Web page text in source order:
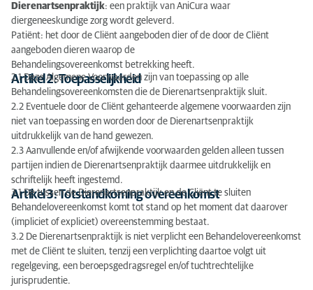
Dierenartsenpraktijk: een praktijk van AniCura waar
diergeneeskundige zorg wordt geleverd.
Patiënt: het door de Cliënt aangeboden dier of de door de Cliënt
aangeboden dieren waarop de
Behandelingsovereenkomst betrekking heeft.
Artikel 2: Toepasselijkheid
2.1 Deze Algemene Voorwaarden zijn van toepassing op alle
Behandelingsovereenkomsten die de Dierenartsenpraktijk sluit.
2.2 Eventuele door de Cliënt gehanteerde algemene voorwaarden zijn
niet van toepassing en worden door de Dierenartsenpraktijk
uitdrukkelijk van de hand gewezen.
2.3 Aanvullende en/of afwijkende voorwaarden gelden alleen tussen
partijen indien de Dierenartsenpraktijk daarmee uitdrukkelijk en
schriftelijk heeft ingestemd.
Artikel 3: Totstandkoming overeenkomst
3.1 De tussen de Dierenartsenpraktijk en de Cliënt te sluiten
Behandelovereenkomst komt tot stand op het moment dat daarover
(impliciet of expliciet) overeenstemming bestaat.
3.2 De Dierenartsenpraktijk is niet verplicht een Behandelovereenkomst
met de Cliënt te sluiten, tenzij een verplichting daartoe volgt uit
regelgeving, een beroepsgedragsregel en/of tuchtrechtelijke
jurisprudentie.